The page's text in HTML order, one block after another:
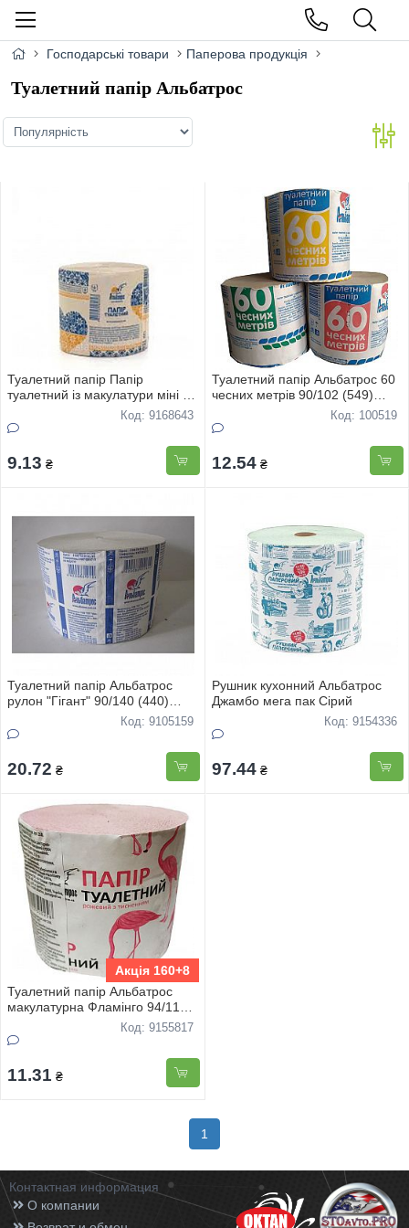
Господарські товари Паперова продукція
Туалетний папір Альбатрос
Туалетний папір Папір
туалетний із макулатури міні з
Код: 9168643
9.13 ₴
Туалетний папір Альбатрос 60
чесних метрів 90/102 (549)
Код: 100519
12.54 ₴
Туалетний папір Альбатрос
рулон "Гігант" 90/140 (440)
Код: 9105159
20.72 ₴
Рушник кухонний Альбатрос
Джамбо мега пак Сірий
Код: 9154336
97.44 ₴
Акція 160+8
Туалетний папір Альбатрос
макулатурна Фламінго 94/112
Код: 9155817
11.31 ₴
1
Контактная информация
О компании